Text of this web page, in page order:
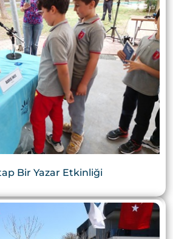
Bir Yazar Etkinliği